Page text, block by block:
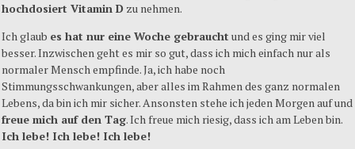
hochdosiert Vitamin D zu nehmen.
Ich glaub es hat nur eine Woche gebraucht und es ging mir viel
besser. Inzwischen geht es mir so gut, dass ich mich einfach nur als
normaler Mensch empfinde. Ja, ich habe noch
Stimmungsschwankungen, aber alles im Rahmen des ganz normalen
Lebens, da bin ich mir sicher. Ansonsten stehe ich jeden Morgen auf und
freue mich auf den Tag. Ich freue mich riesig, dass ich am Leben bin.
Ich lebe! Ich lebe! Ich lebe!